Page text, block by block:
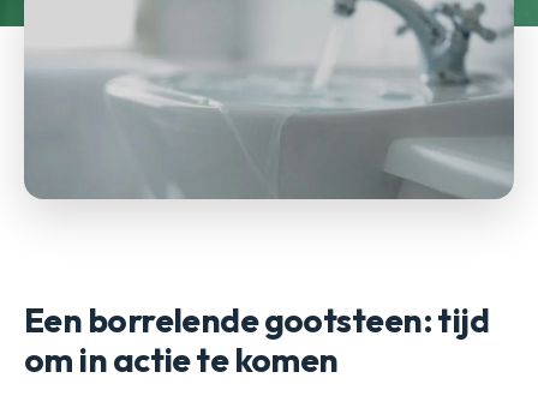
Een borrelende gootsteen: tijd
om in actie te komen